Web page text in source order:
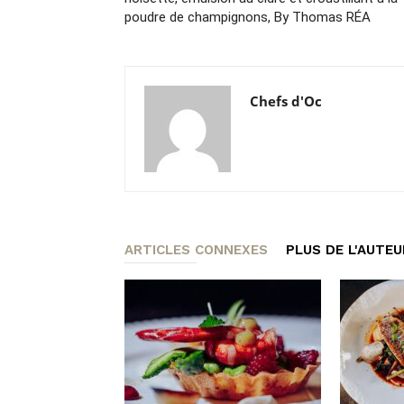
poudre de champignons, By Thomas RÉA
Chefs d'Oc
ARTICLES CONNEXES PLUS DE